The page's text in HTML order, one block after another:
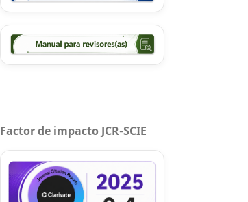
Factor de impacto JCR-SCIE